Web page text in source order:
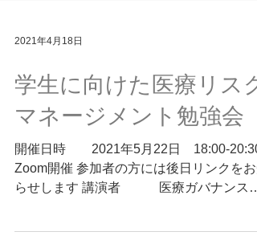
2021年4月18日
学生に向けた医療リスク
マネージメント勉強会
開催日時 2021年5月22日 18:00-20:30
らせします 講演者 医療ガバナンス研